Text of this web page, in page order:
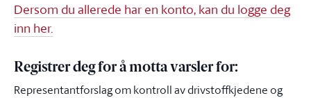
Dersom du allerede har en konto, kan du logge deg
inn her.
Registrer deg for å motta varsler for:
Representantforslag om kontroll av drivstoffkjedene og